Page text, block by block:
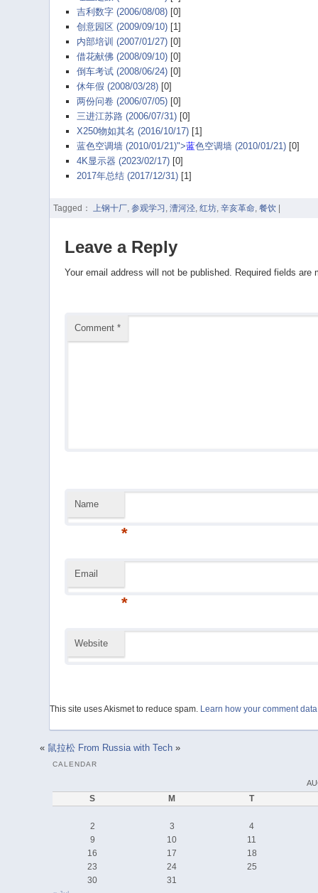
吉利数字 (2006/08/08)[0]
创意园区 (2009/09/10)[1]
内部培训 (2007/01/27)[0]
借花献佛 (2008/09/10)[0]
倒车考试 (2008/06/24)[0]
休年假 (2008/03/28)[0]
两份问卷 (2006/07/05)[0]
三进江苏路 (2006/07/31)[0]
X250物如其名 (2016/10/17)[1]
蓝色空调墙 (2010/01/21)">蓝色空调墙 (2010/01/21)[0]
4K显示器 (2023/02/17)[0]
2017年总结 (2017/12/31)[1]
Tagged： 上钢十厂, 参观学习 , 漕河泾, 红坊, 辛亥革命, 餐饮
Leave a Reply
Your email address will not be published. Required fields are
Comment *
Name
*
Email
*
Website
This site uses Akismet to reduce spam. Learn how your comment
« 鼠拉松 From Russia with Tech»
CALENDAR
S M T
2 3
4
9
10
11
16
17
18
23
24
25
30
31